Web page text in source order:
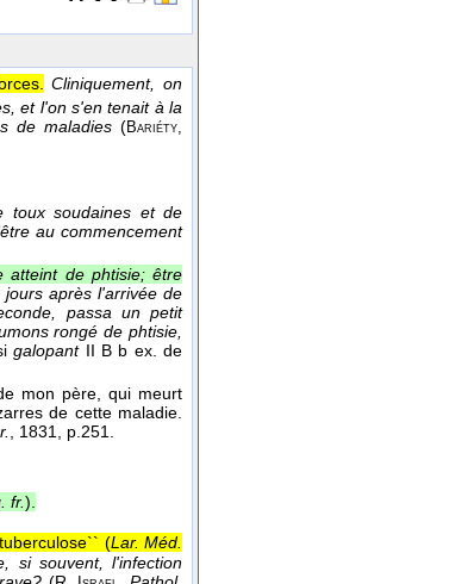
Cliniquement, on
et l'on s'en tenait à la
de maladies (Bariéty,
toux soudaines et de
au commencement
atteint de phtisie; être
après l'arrivée de
passa un petit
rongé de phtisie,
galopantII B b ex. de
mon père, qui meurt
de cette maladie.
, 1831
, p.251.
fr.).
(Lar. Méd.
si souvent, l'infection